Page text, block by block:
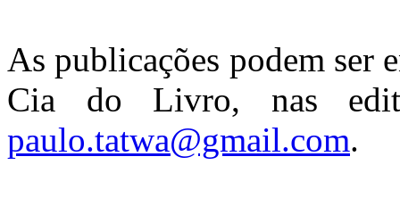
As publicações podem ser
Cia do Livro, nas
paulo.tatwa@gmail.com.